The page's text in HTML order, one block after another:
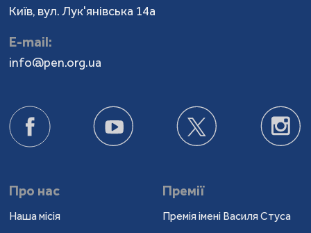
Київ, вул. Лук'янівська 14а
Е-mail:
info@pen.org.ua
Про нас
Наша місія
Премії
Премія імені Василя Стуса